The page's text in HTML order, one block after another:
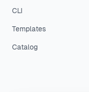
CLI
Templates
Catalog